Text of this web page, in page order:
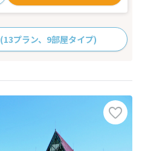
(13プラン、9部屋タイプ)